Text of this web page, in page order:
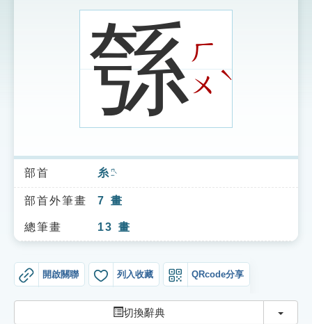
索引選單
知識索引
單字索引
示
綔ㄏ
ㄨˋ
部首 糸 ㄇㄧˋ
部首外筆畫 7 畫
總筆畫 13 畫
開啟關聯 列入收藏 QRcode分享
切換辭典 切換